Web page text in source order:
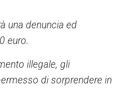
una denuncia ed
euro.
illegale, gli
di sorprendere in